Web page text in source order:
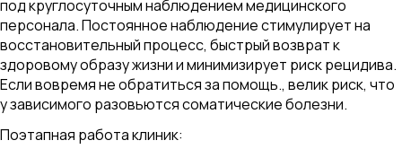
под круглосуточным наблюдением медицинского
персонала. Постоянное наблюдение стимулирует на
восстановительный процесс, быстрый возврат к
здоровому образу жизни и минимизирует риск рецидива.
Если вовремя не обратиться за помощь., велик риск, что
у зависимого разовьются соматические болезни.
Поэтапная работа клиник: